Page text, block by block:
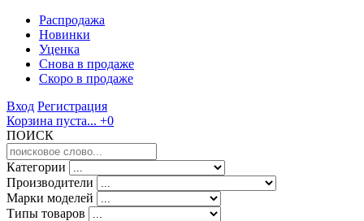
Распродажа
Новинки
Уценка
Снова в продаже
Скоро в продаже
Вход Регистрация
Корзина пуста... +0
ПОИСК
Категории
Производители
Марки моделей
Типы товаров